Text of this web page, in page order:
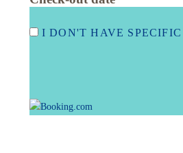
I DON'T HAVE